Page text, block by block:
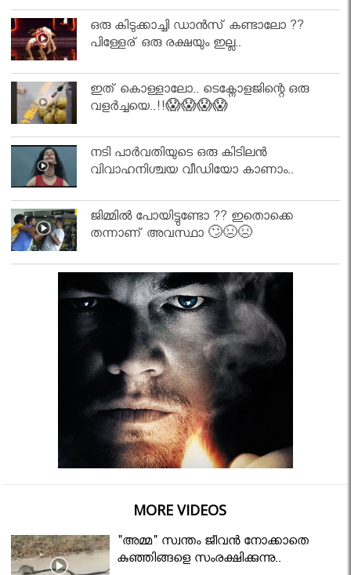
ഒരു കിടുക്കാച്ചി ഡാൻസ് കണ്ടാലോ ??
പിള്ളേര് ഒരു രക്ഷയും ഇല്ല..
ഇത് കൊള്ളാലോ.. ടെക്നോളജിന്റെ ഒരു
വളർച്ചയെ..!!😱😱😱😱
നടി പാർവതിയുടെ ഒരു കിടിലൻ
വിവാഹനിശ്ചയ വീഡിയോ കാണാം..
ജിമ്മിൽ പോയിട്ടുണ്ടോ ?? ഇതൊക്കെ
തന്നാണ് അവസ്ഥാ 🙄😣😣
MORE VIDEOS
"അമ്മ" സ്വന്തം ജീവൻ നോക്കാതെ
കുഞ്ഞിങ്ങളെ സംരക്ഷിക്കുന്നു..